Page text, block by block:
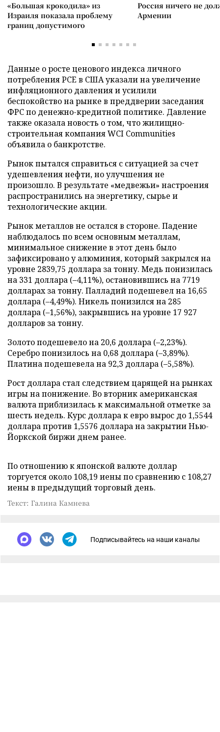
«Большая крокодила» из
Израиля показала проблему
границ допустимого
Россия ничего не
Армении
Данные о росте ценового индекса личного
потребления PCE в США указали на увеличение
инфляционного давления и усилили
беспокойство на рынке в преддверии заседания
ФРС по денежно-кредитной политике. Давление
также оказала новость о том, что жилищно-
строительная компания WCI Communities
объявила о банкротстве.
Рынок пытался справиться с ситуацией за счет
удешевления нефти, но улучшения не
произошло. В результате «медвежьи» настроения
распространились на энергетику, сырье и
технологические акции.
Рынок металлов не остался в стороне. Падение
наблюдалось по всем основным металлам,
минимальное снижение в этот день было
зафиксировано у алюминия, который закрылся на
уровне 2839,75 доллара за тонну. Медь понизилась
на 331 доллара (–4,11%), остановившись на 7719
долларах за тонну. Палладий подешевел на 16,65
доллара (–4,49%). Никель понизился на 285
доллара (–1,56%), закрывшись на уровне 17 927
долларов за тонну.
Золото подешевело на 20,6 доллара (–2,23%).
Серебро понизилось на 0,68 доллара (–3,89%).
Платина подешевела на 92,3 доллара (–5,58%).
Рост доллара стал следствием царящей на рынках
игры на понижение. Во вторник американская
валюта приблизилась к максимальной отметке за
шесть недель. Курс доллара к евро вырос до 1,5544
доллара против 1,5576 доллара на закрытии Нью-
Йоркской биржи днем ранее.
По отношению к японской валюте доллар
торгуется около 108,19 иены по сравнению с 108,27
иены в предыдущий торговый день.
Текст: Галина Камнева
Подписывайтесь на наши каналы